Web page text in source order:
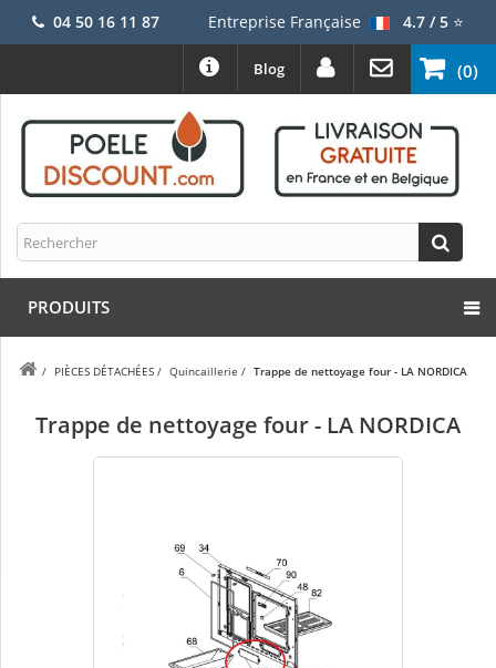
04 50 16 11 87 Entreprise Française 4.7 / 5⭐
(0)
Blog
PRODUITS
/ PIÈCES DÉTACHÉES / Quincaillerie / Trappe de nettoyage four - LA NORDICA
Trappe de nettoyage four - LA NORDICA